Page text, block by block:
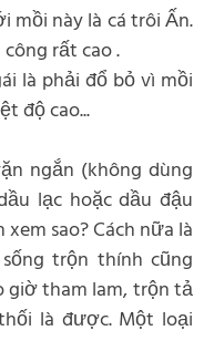
mồi này là cá trôi Ấn.
rất cao .
là phải đổ bỏ vì mồi
độ cao...
ngắn (không dùng
lạc hoặc dầu đậu
sao? Cách nữa là
trộn thính cũng
giờ tham lam, trộn tả
là được. Một loại